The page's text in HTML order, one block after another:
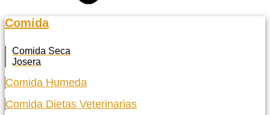
Comida
Comida Seca
Josera
Comida Humeda
Comida Dietas Veterinarias